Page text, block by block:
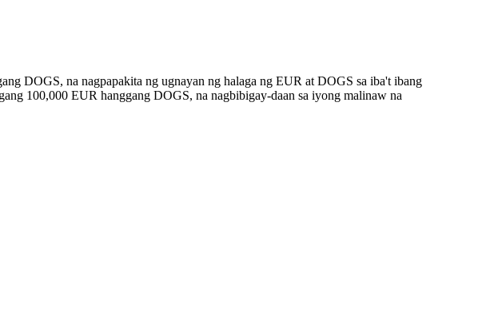
DOGS, na nagpapakita ng ugnayan ng halaga ng EUR at DOGS sa iba't ibang
100,000 EUR hanggang DOGS, na nagbibigay-daan sa iyong malinaw na